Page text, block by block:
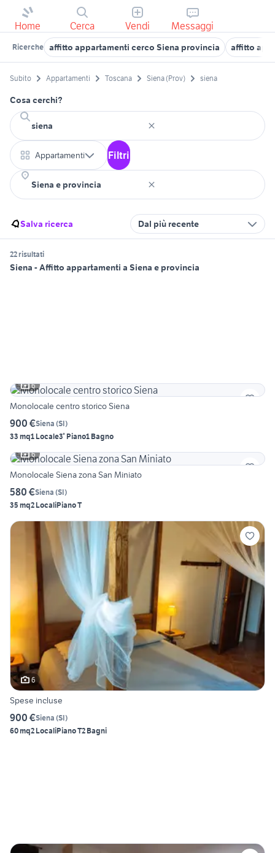
Home Cerca Vendi Messaggi
Ricerche affitto appartamenti cerco Siena provincia affitto
Subito Appartamenti Toscana Siena (Prov) siena
Cosa cerchi?
Appartamenti Filtri
Salva ricerca Dal più recente
22 risultati
Siena - Affitto appartamenti a Siena e provincia
6
Monolocale centro storico Siena
900 €Siena (SI)
33 mq1 Locale3° Piano1 Bagno
6
Monolocale Siena zona San Miniato
580 €Siena (SI)
35 mq2 LocaliPiano T
6
Spese incluse
900 €Siena (SI)
60 mq2 LocaliPiano T2 Bagni